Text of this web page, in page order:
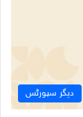
دیگر سپورٹس